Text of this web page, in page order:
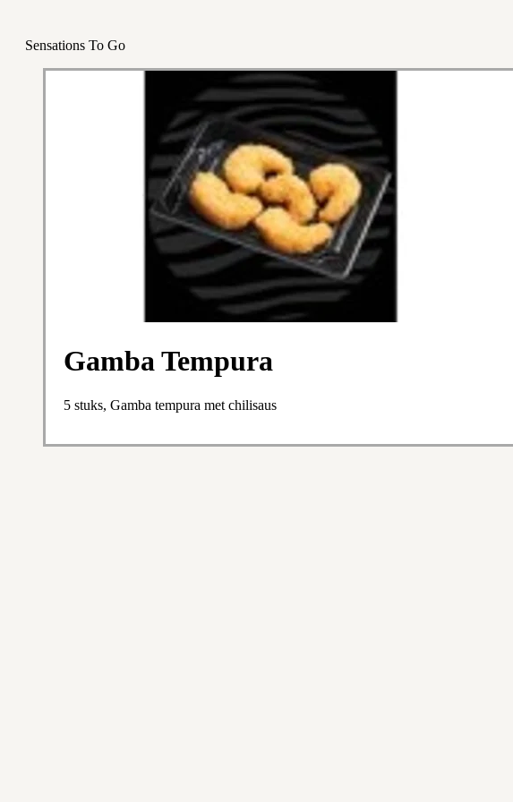
Sensations To Go
Gamba Tempura
5 stuks, Gamba tempura met chilisaus